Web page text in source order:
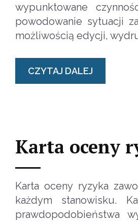
wypunktowane
powodowanie sytuacji
możliwością edycji,
CZYTAJ DALEJ
Karta oceny
Karta oceny ryzyka
każdym stanowisku.
prawdopodobieństwa